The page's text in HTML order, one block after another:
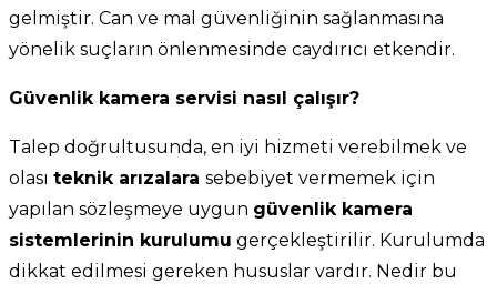
gelmiştir. Can ve mal güvenliğinin sağlanmasına
yönelik suçların önlenmesinde caydırıcı etkendir.
Güvenlik kamera servisi nasıl çalışır?
Talep doğrultusunda, en iyi hizmeti verebilmek ve
olası teknik arızalara sebebiyet vermemek için
yapılan sözleşmeye uygun güvenlik kamera
sistemlerinin kurulumu gerçekleştirilir. Kurulumda
dikkat edilmesi gereken hususlar vardır. Nedir bu